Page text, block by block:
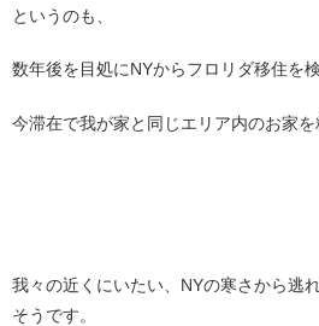
というのも、
数年後を目処にNYからフロリダ移住を検
今滞在で我が家と同じエリア内のお家を
我々の近くにいたい、NYの寒さから逃
そうです。